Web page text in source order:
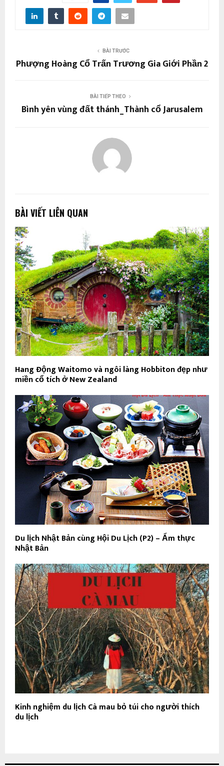
BÀI TRƯỚC
Phượng Hoàng Cổ Trấn Trương Gia Giới Phần 2
BÀI TIẾP THEO
Bình yên vùng đất thánh_Thành cổ Jarusalem
BÀI VIẾT LIÊN QUAN
Hang Động Waitomo và ngôi làng Hobbiton đẹp như
miền cổ tích ở New Zealand
Du lịch Nhật Bản cùng Hội Du Lịch (P2) – Ẩm thực
Nhật Bản
Kinh nghiệm du lịch Cà mau bỏ túi cho người thích
du lịch